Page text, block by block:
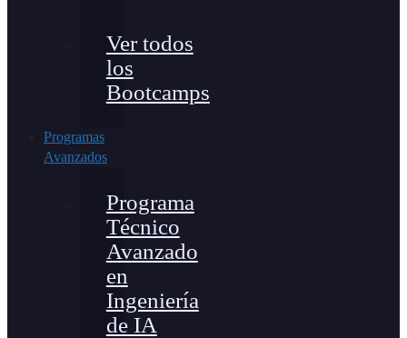
Ver todos
los
Bootcamps
Programas
Avanzados
Programa
Técnico
Avanzado
en
Ingeniería
de IA